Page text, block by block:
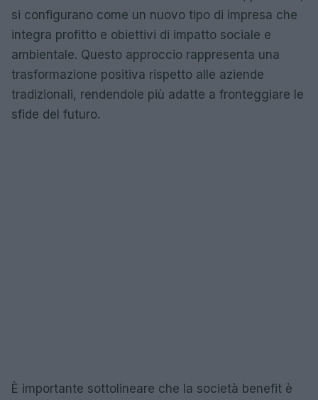
si configurano come un nuovo tipo di impresa che
integra profitto e obiettivi di impatto sociale e
ambientale. Questo approccio rappresenta una
trasformazione positiva rispetto alle aziende
tradizionali, rendendole più adatte a fronteggiare le
sfide del futuro.
È importante sottolineare che la società benefit è